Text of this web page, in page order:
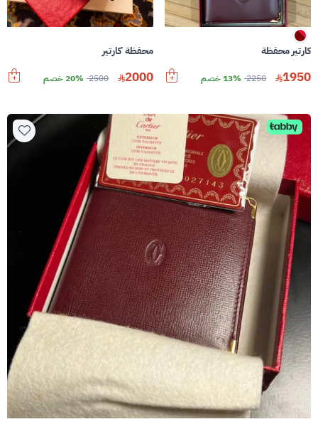
كارتير محفظة
1950
2250 13% خصم
محفظة كارتير
2000
2500 20% خصم